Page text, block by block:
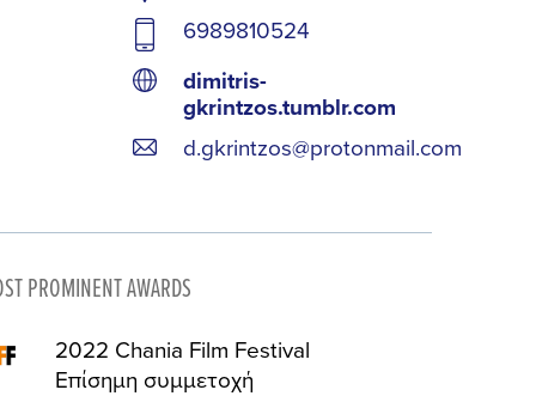
6989810524
dimitris-
gkrintzos.tumblr.com
d.gkrintzos@protonmail.com
PROMINENT AWARDS
2022 Chania Film Festival
Επίσημη συμμετοχή